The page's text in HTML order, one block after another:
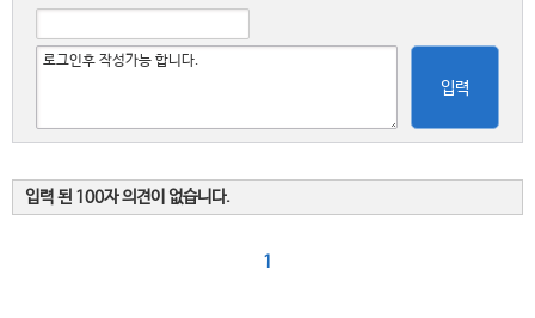
입력
입력 된 100자 의견이 없습니다.
1